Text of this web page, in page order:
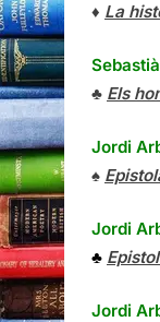
♦ La
♣ Els
Jordi
♠
Jordi
♣
Jordi